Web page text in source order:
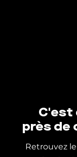
C'est
près de
Retrouvez